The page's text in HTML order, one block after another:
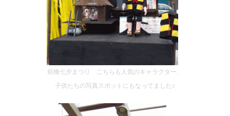
前橋七夕まつり こちらも人気のキャラクター、
子供たちの写真スポットにもなってました♪